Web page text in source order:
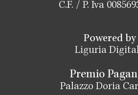
C.F. / P. Iva
Powered by
Liguria
Premio
Palazzo Doria